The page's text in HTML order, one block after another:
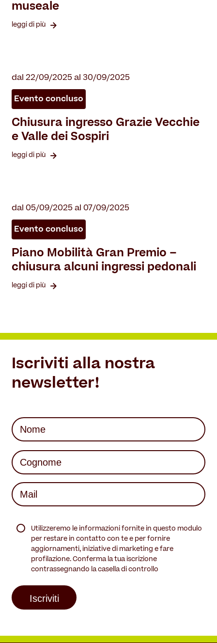
museale
leggi di più
dal 22/09/2025 al 30/09/2025
Evento concluso
Chiusura ingresso Grazie Vecchie
e Valle dei Sospiri
leggi di più
dal 05/09/2025 al 07/09/2025
Evento concluso
Piano Mobilità Gran Premio –
chiusura alcuni ingressi pedonali
leggi di più
Iscriviti alla nostra
newsletter!
Nome
(Required)
Last
Mail
(Required)
Utilizzeremo le informazioni fornite in questo modulo
per restare in contatto con te e per fornire
aggiornamenti, iniziative di marketing e fare
profilazione. Conferma la tua iscrizione
contrassegnando la casella di controllo